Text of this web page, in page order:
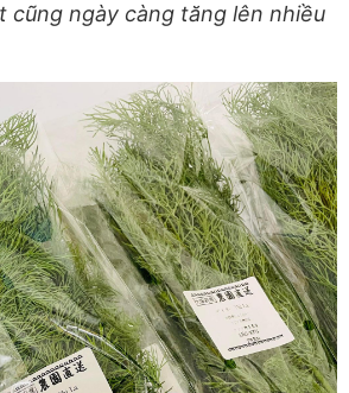
cũng ngày càng tăng lên nhiều